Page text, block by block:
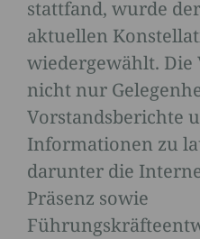
stattfand, wurde
aktuellen
wiedergewählt. Die
nicht nur
Vorstandsberichte
Informationen zu
darunter die
Präsenz sowie